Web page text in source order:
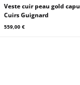
Veste cuir peau gold capuche
Cuirs Guignard
559,00 €